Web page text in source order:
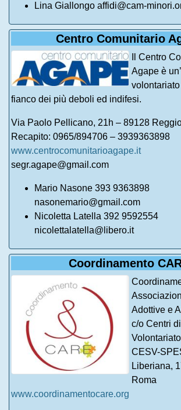
Lina Giallongo affidi@cam-
Centro Comunitario
Il Centro
Agape è
volontariato
fianco dei più deboli ed indifesi.
Via Paolo Pellicano, 21h – 89128
Recapito: 0965/894706 – 3939363898
www.centrocomunitarioagape.it
segr.agape@gmail.com
Mario Nasone 393 9363898
nasonemario@gmail.com
Nicoletta Latella 392 9592554
nicolettalatella@libero.it
Coordinamento
Adottive e
c/o Centri
CESV-
Liberiana,
Roma
www.coordinamentocare.org